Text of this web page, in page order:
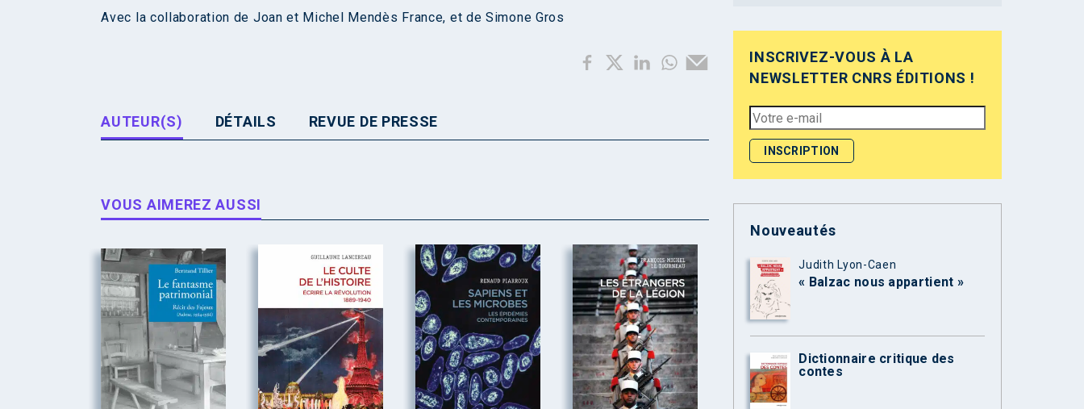
Avec la collaboration de Joan et Michel Mendès France, et de Simone Gros
AUTEUR(S) DÉTAILS REVUE DE PRESSE
VOUS AIMEREZ AUSSI
INSCRIVEZ-VOUS À LA
NEWSLETTER CNRS ÉDITIONS !
Nouveautés
Judith Lyon-Caen
« Balzac nous appartient »
Dictionnaire critique des
contes